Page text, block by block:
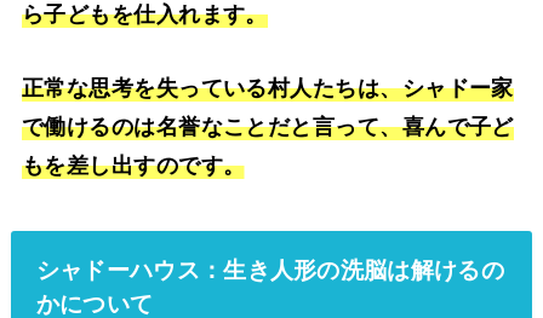
ら子どもを仕入れます。
正常な思考を失っている村人たちは、シャドー家
で働けるのは名誉なことだと言って、喜んで子ど
もを差し出すのです。
シャドーハウス：生き人形の洗脳は解けるの
かについて